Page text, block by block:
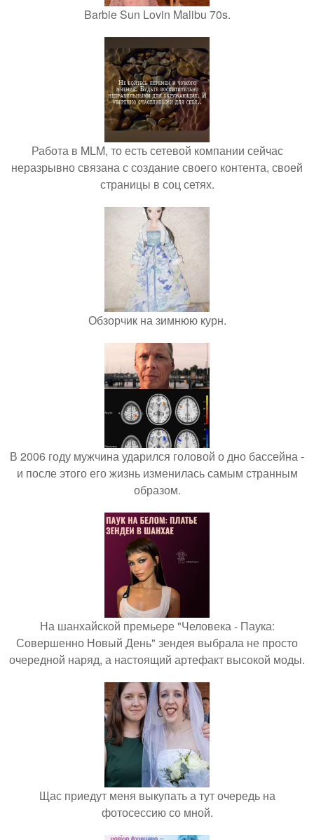
Barbie Sun Lovin Malibu 70s.
Работа в MLM, то есть сетевой компании сейчас
неразрывно связана с создание своего контента, своей
страницы в соц сетях.
Обзорчик на зимнюю курн.
В 2006 году мужчина ударился головой о дно бассейна -
и после этого его жизнь изменилась самым странным
образом.
На шанхайской премьере "Человека - Паука:
Совершенно Новый День" зендея выбрала не просто
очередной наряд, а настоящий артефакт высокой моды.
Щас приедут меня выкупать а тут очередь на
фотосессию со мной.